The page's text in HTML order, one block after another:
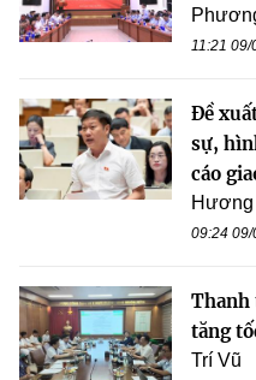
11:21
Đề
sự,
cáo
Hương
09:24
Thanh
tăng
Trí Vũ